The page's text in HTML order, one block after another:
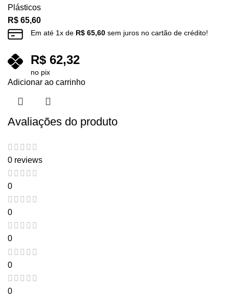
Plásticos
R$ 65,60
Em até 1x de R$ 65,60 sem juros no cartão de crédito!
R$ 62,32
no pix
Adicionar ao carrinho
Avaliações do produto
0 reviews
0
0
0
0
0